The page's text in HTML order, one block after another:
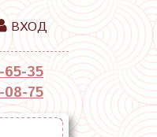
ВХОД
35
75